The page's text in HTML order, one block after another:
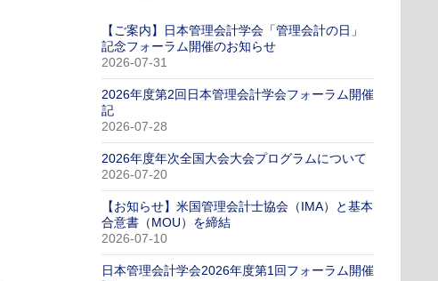
【ご案内】日本管理会計学会「管理会計の日」
記念フォーラム開催のお知らせ
2026-07-31
2026年度第2回日本管理会計学会フォーラム開催
記
2026-07-28
2026年度年次全国大会大会プログラムについて
2026-07-20
【お知らせ】米国管理会計士協会（IMA）と基本
合意書（MOU）を締結
2026-07-10
日本管理会計学会2026年度第1回フォーラム開催